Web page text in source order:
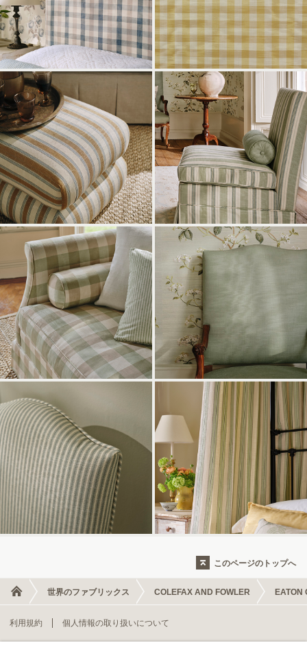
このページのトップへ
世界のファブリックス COLEFAX AND FOWLER EATON
利用規約 個人情報の取り扱いについて